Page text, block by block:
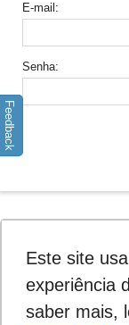
E-mail
Senha
Feedback
Este site
experiência
saber mais,